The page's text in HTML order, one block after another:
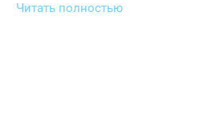
Читать полностью